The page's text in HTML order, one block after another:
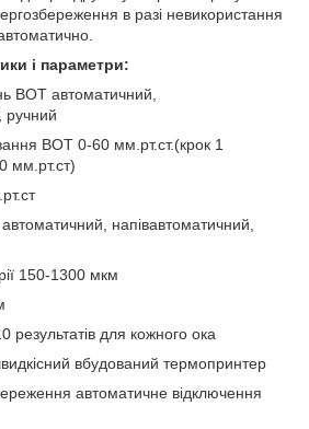
в разі невикористання
і параметри:
ВОТ автоматичний,
ручний
ВОТ 0-60 мм.рт.ст.(крок 1
мм.рт.ст)
напівавтоматичний,
150-1300 мкм
результатів для кожного ока
вбудований термопринтер
автоматичне відключення